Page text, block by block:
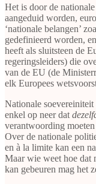
Het is door de
aangeduid worden,
‘nationale belangen’
gedefinieerd worden,
heeft als sluitsteen de
regeringsleiders) die
van de EU (de
elk Europees
Nationale
enkel op neer dat
verantwoording
Over de nationale
en à la limite kan een
Maar wie weet hoe dat
kan gebeuren mag het